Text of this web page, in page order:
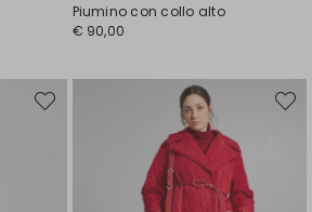
Piumino con collo alto
€ 90,00
Sposta